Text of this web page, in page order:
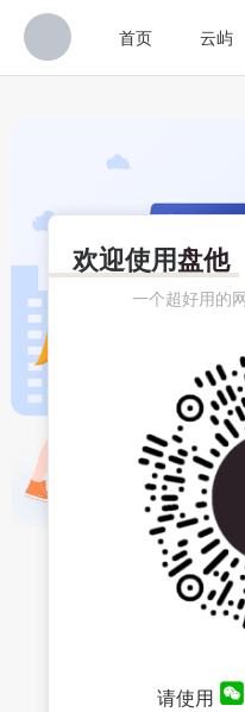
首页 云屿
欢迎使用盘他
一个超好用的
请使用